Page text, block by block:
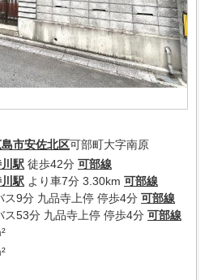
島市安佐北区可部町大字南原
駅 徒歩42分 可部線
駅 より車7分 3.30km 可部線
ス9分 九品寺上停 停歩4分 可部線
ス53分 九品寺上停 停歩4分 可部線